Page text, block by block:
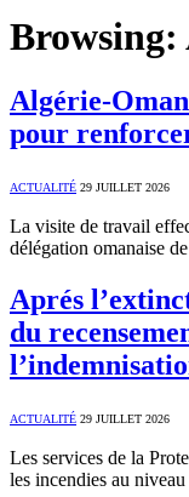
Browsing:
Algérie-
pour
ACTUALITÉ 29 JUILLET 2026
La visite de travail
délégation omanaise
Aprés
du
ACTUALITÉ 29 JUILLET 2026
Les services de la
les incendies au